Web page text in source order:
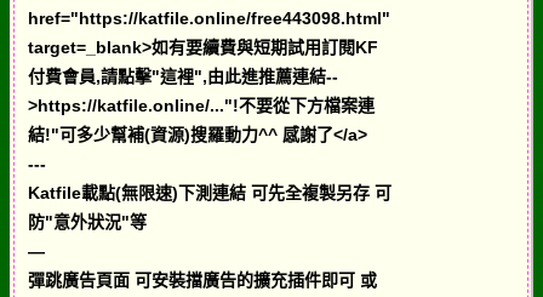
href="https://katfile.online/free443098.html"
target=_blank>如有要續費與短期試用訂閱KF
付費會員,請點擊"這裡",由此進推薦連結--
>https://katfile.online/..."!不要從下方檔案連
結!"可多少幫補(資源)搜羅動力^^ 感謝了</a>
---
Katfile載點(無限速)下測連結 可先全複製另存 可
防"意外狀況"等
—
彈跳廣告頁面 可安裝擋廣告的擴充插件即可 或